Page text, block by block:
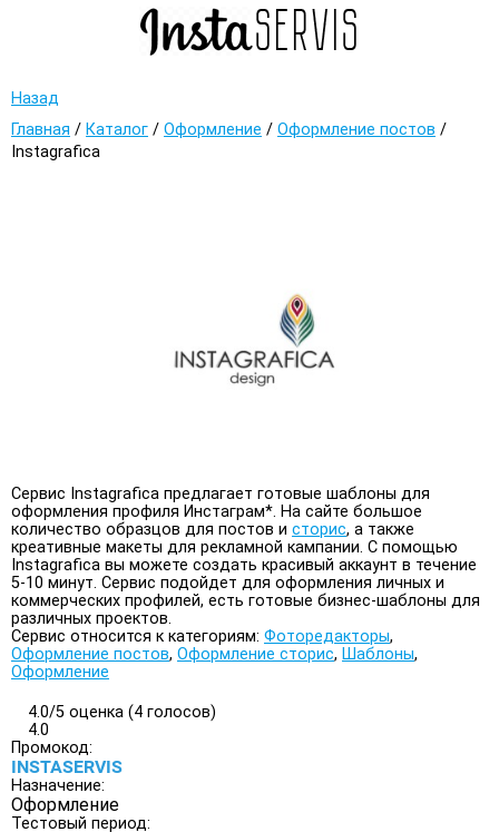
Назад
Главная / Каталог / Оформление / Оформление постов /
Instagrafica
Сервис Instagrafica предлагает готовые шаблоны для
оформления профиля Инстаграм*. На сайте большое
количество образцов для постов и сторис, а также
креативные макеты для рекламной кампании. С помощью
Instagrafica вы можете создать красивый аккаунт в течение
5-10 минут. Сервис подойдет для оформления личных и
коммерческих профилей, есть готовые бизнес-шаблоны для
различных проектов.
Сервис относится к категориям: Фоторедакторы,
Оформление постов, Оформление сторис, Шаблоны,
Оформление
4.0/5 оценка (4 голосов)
4.0
Промокод:
INSTASERVIS
Назначение:
Оформление
Тестовый период: